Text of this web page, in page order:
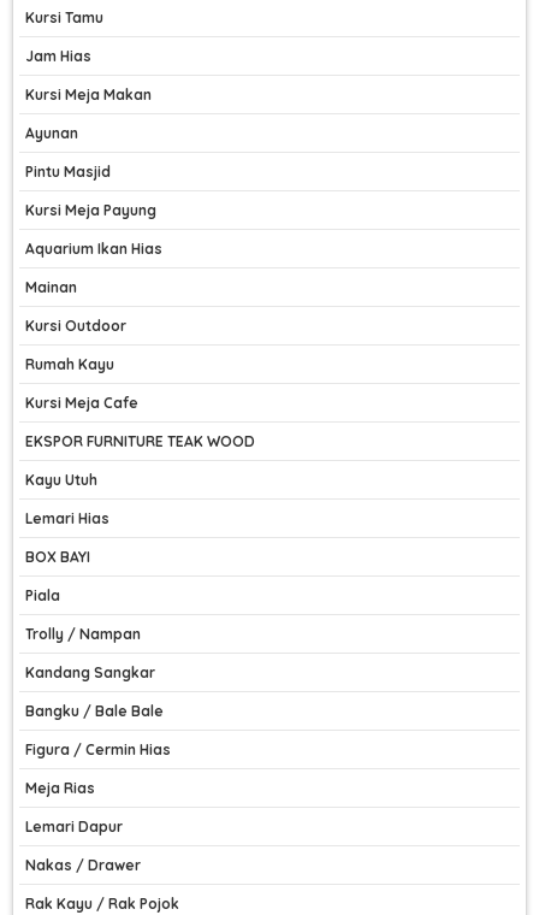
Kursi Tamu
Jam Hias
Kursi Meja Makan
Ayunan
Pintu Masjid
Kursi Meja Payung
Aquarium Ikan Hias
Mainan
Kursi Outdoor
Rumah Kayu
Kursi Meja Cafe
EKSPOR FURNITURE TEAK WOOD
Kayu Utuh
Lemari Hias
BOX BAYI
Piala
Trolly / Nampan
Kandang Sangkar
Bangku / Bale Bale
Figura / Cermin Hias
Meja Rias
Lemari Dapur
Nakas / Drawer
Rak Kayu / Rak Pojok